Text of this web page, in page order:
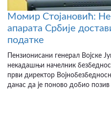
Момир Стојановић:
апарата Србије
податке
Пензионисани генерал Војске
некадашњи начелник
први директор
данас да је поново добио